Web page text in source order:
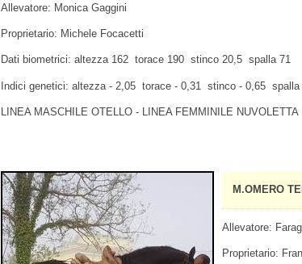
Allevatore: Monica Gaggini
Proprietario: Michele Focacetti
Dati biometrici: altezza 162 torace 190 stinco 20,5 spalla 71
Indici genetici: altezza - 2,05 torace - 0,31 stinco - 0,65 spalla
LINEA MASCHILE OTELLO - LINEA FEMMINILE NUVOLETTA
M.OMERO
Allevatore:
Proprietario: